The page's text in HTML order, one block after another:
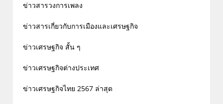
ข่าวสารวงการเพลง
ข่าวสารเกี่ยวกับการเมืองและเศรษฐกิจ
ข่าวเศรษฐกิจ สั้น ๆ
ข่าวเศรษฐกิจต่างประเทศ
ข่าวเศรษฐกิจไทย 2567 ล่าสุด